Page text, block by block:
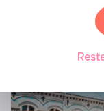
Marianne